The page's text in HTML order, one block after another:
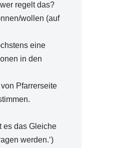
regelt das?
wollen (auf
eine
in den
Pfarrerseite
es das Gleiche
werden.‘)